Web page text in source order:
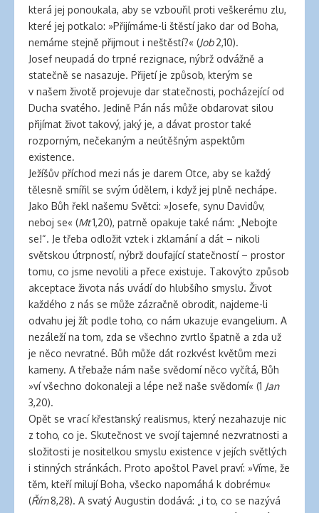
která jej ponoukala, aby se vzbouřil proti veškerému zlu,
které jej potkalo: »Přijímáme-li štěstí jako dar od Boha,
nemáme stejně přijmout i neštěstí?« (Job2,10).
Josef neupadá do trpné rezignace, nýbrž odvážně a
statečně se nasazuje. Přijetí je způsob, kterým se
v našem životě projevuje dar statečnosti, pocházející od
Ducha svatého. Jedině Pán nás může obdarovat silou
přijímat život takový, jaký je, a dávat prostor také
rozporným, nečekaným a neútěšným aspektům
existence.
Ježíšův příchod mezi nás je darem Otce, aby se každý
tělesně smířil se svým údělem, i když jej plně nechápe.
Jako Bůh řekl našemu Světci: »Josefe, synu Davidův,
neboj se« (Mt1,20), patrně opakuje také nám: „Nebojte
se!“. Je třeba odložit vztek i zklamání a dát – nikoli
světskou útrpností, nýbrž doufající statečností – prostor
tomu, co jsme nevolili a přece existuje. Takovýto způsob
akceptace života nás uvádí do hlubšího smyslu. Život
každého z nás se může zázračně obrodit, najdeme-li
odvahu jej žít podle toho, co nám ukazuje evangelium. A
nezáleží na tom, zda se všechno zvrtlo špatně a zda už
je něco nevratné. Bůh může dát rozkvést květům mezi
kameny. A třebaže nám naše svědomí něco vyčítá, Bůh
»ví všechno dokonaleji a lépe než naše svědomí« (1 Jan
3,20).
Opět se vrací křesťanský realismus, který nezahazuje nic
z toho, co je. Skutečnost ve svojí tajemné nezvratnosti a
složitosti je nositelkou smyslu existence v jejích světlých
i stinných stránkách. Proto apoštol Pavel praví: »Víme, že
těm, kteří milují Boha, všecko napomáhá k dobrému«
(Řím8,28). A svatý Augustin dodává: „i to, co se nazývá